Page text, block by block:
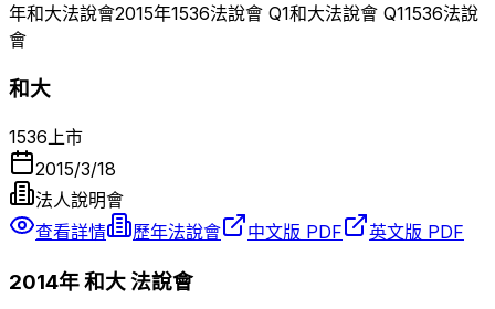
年和大法說會2015年1536法說會 Q1和大法說會 Q11536法說
會
和大
1536上市
2015/3/18
法人說明會
查看詳情
歷年法說會 中文版 PDF 英文版 PDF
2014年和大法說會